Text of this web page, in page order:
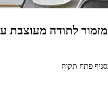
מזמור לתודה מעוצבת
פתח תקוה